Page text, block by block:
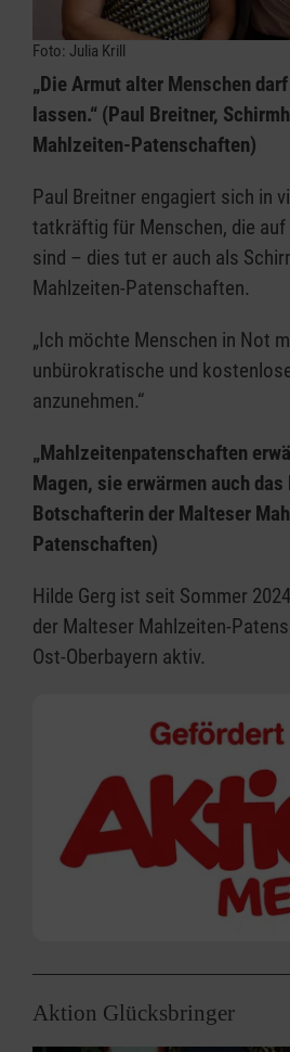
Foto: Julia Krill
„Die Armut alter Menschen
lassen.“ (Paul Breitner,
Mahlzeiten-Patenschaften)
Paul Breitner engagiert sich in
tatkräftig für Menschen, die
sind – dies tut er auch als
Mahlzeiten-Patenschaften.
„Ich möchte Menschen in Not
unbürokratische und
anzunehmen.“
„Mahlzeitenpatenschaften
Magen, sie erwärmen auch
Botschafterin der Malteser
Patenschaften)
Hilde Gerg ist seit Sommer
der Malteser Mahlzeiten-
Ost-Oberbayern aktiv.
Aktion Glücksbringer